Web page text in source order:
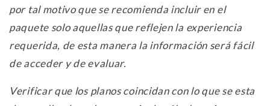
por tal motivo que se recomienda incluir en el
paquete solo aquellas que reflejen la experiencia
requerida, de esta manera la información será fácil
de acceder y de evaluar.
Verificar que los planos coincidan con lo que se esta